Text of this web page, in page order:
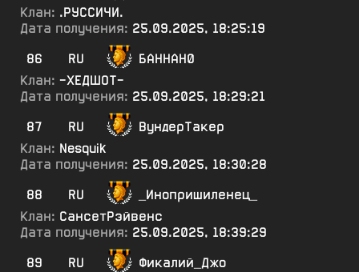
Клан: .РУССИЧИ.
Дата получения: 25.09.2025, 18:25:19
86
RU
БАННАН0
Клан: -ХЕДШОТ-
Дата получения: 25.09.2025, 18:29:21
87
RU
ВундерТакер
Клан: Nesquik
Дата получения: 25.09.2025, 18:30:28
88
RU
_Инопришиленец_
Клан: СансетРэйвенс
Дата получения: 25.09.2025, 18:39:29
89
RU
Фикалий_Джо